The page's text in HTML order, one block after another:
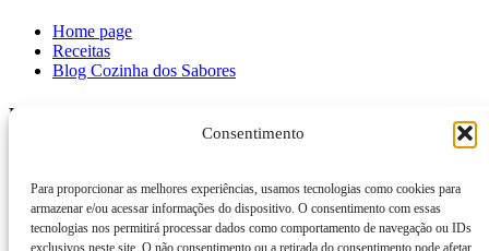
Consentimento
Para proporcionar as melhores experiências, usamos tecnologias como cookies para
armazenar e/ou acessar informações do dispositivo. O consentimento com essas
tecnologias nos permitirá processar dados como comportamento de navegação ou IDs
exclusivos neste site. O não consentimento ou a retirada do consentimento pode afetar
Home page
Receitas
Blog Cozinha dos Sabores
Links Rápidos
Calcular IMC
Newsletter